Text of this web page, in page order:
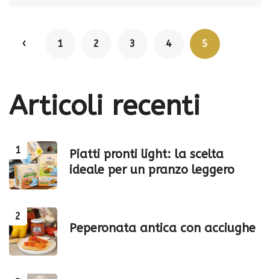
P
g
n
a
z
i
P
o
p
a
g
e
1 2 3 4 5
Articoli recenti
Piatti pronti light: la scelta
ideale per un pranzo leggero
Peperonata antica con acciughe